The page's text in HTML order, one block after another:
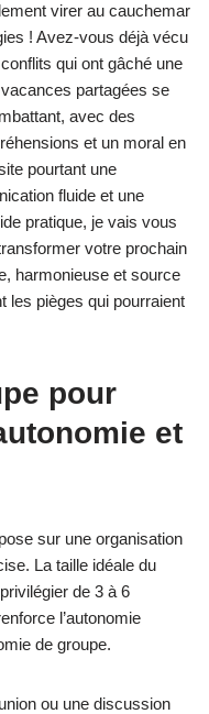
virer au cauchemar
! Avez-vous déjà vécu
qui ont gâché une
partagées se
avec des
et un moral en
pourtant une
fluide et une
pratique, je vais vous
votre prochain
harmonieuse et source
les pièges qui pourraient
pour
et
sur une organisation
La taille idéale du
de 3 à 6
l’autonomie
de groupe.
ou une discussion